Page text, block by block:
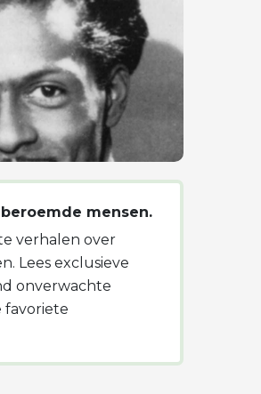
mensen.
verhalen over
Lees exclusieve
onverwachte
favoriete